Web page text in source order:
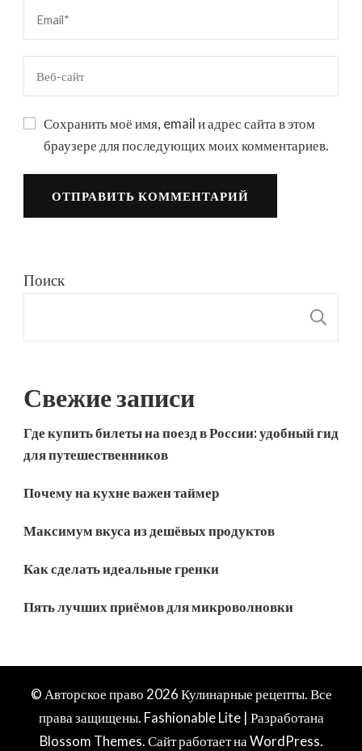
Сохранить моё имя, email и адрес сайта в этом
браузере для последующих моих комментариев.
Поиск
Свежие записи
Где купить билеты на поезд в России: удобный гид
для путешественников
Почему на кухне важен таймер
Максимум вкуса из дешёвых продуктов
Как сделать идеальные гренки
Пять лучших приёмов для микроволновки
© Авторское право 2026Кулинарные рецепты. Все
права защищены. Fashionable Lite | Разработана
Blossom Themes. Сайт работает наWordPress.